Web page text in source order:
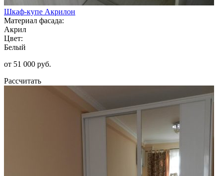
Шкаф-купе Акрилон
Материал фасада:
Акрил
Цвет:
Белый
от 51 000 руб.
Рассчитать